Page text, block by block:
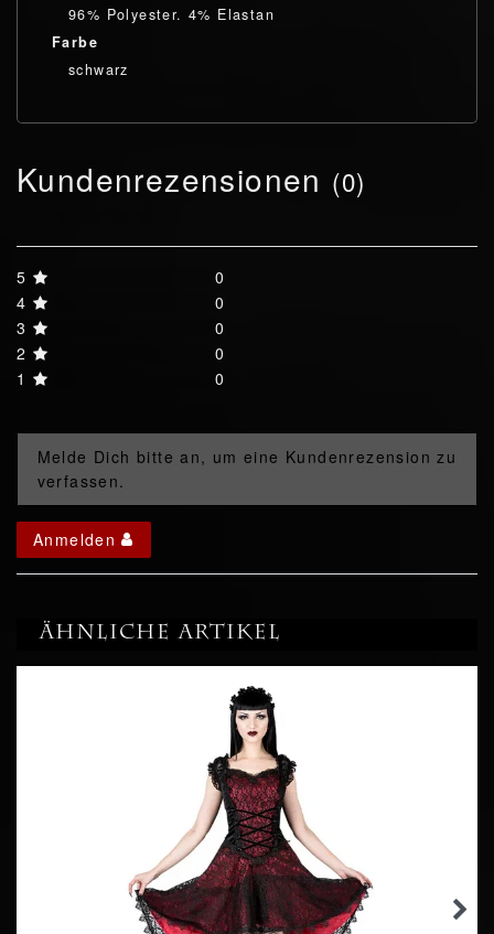
96% Polyester. 4% Elastan
Farbe
schwarz
Kundenrezensionen (0)
5
0
4
0
3
0
2
0
1
0
Melde Dich bitte an, um eine Kundenrezension zu
verfassen.
Anmelden
Ähnliche Artikel